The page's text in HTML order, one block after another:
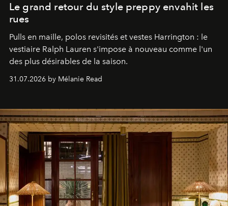
Le grand retour du style preppy envahit les
rues
Pulls en maille, polos revisités et vestes Harrington : le
vestiaire Ralph Lauren s'impose à nouveau comme l'un
des plus désirables de la saison.
31.07.2026 by Mélanie Read